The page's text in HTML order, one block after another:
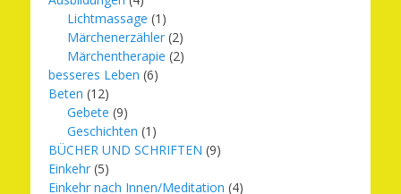
Lichtmassage (1)
Märchenerzähler (2)
Märchentherapie (2)
besseres Leben (6)
Beten (12)
Gebete (9)
Geschichten (1)
BÜCHER UND SCHRIFTEN (9)
Einkehr (5)
Einkehr nach Innen/Meditation (4)